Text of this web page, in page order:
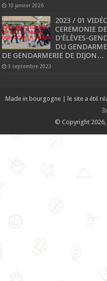
10 janvier 2026
2023 / 01
CEREMONIE
D’ÉLÈVES-
DU
DE GENDARMERIE DE DIJON…
3 septembre 2023
Made in bourgogne | le site a été
© Copyright